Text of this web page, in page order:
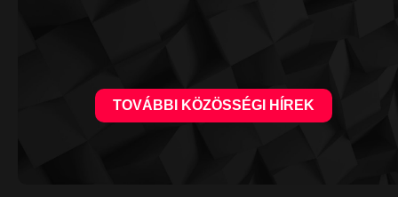
TOVÁBBI KÖZÖSSÉGI HÍREK